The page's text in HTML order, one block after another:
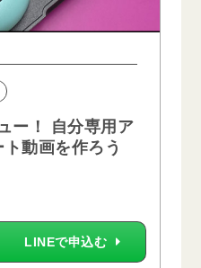
ー！ 自分専用ア
動画を作ろう
LINEで申込む